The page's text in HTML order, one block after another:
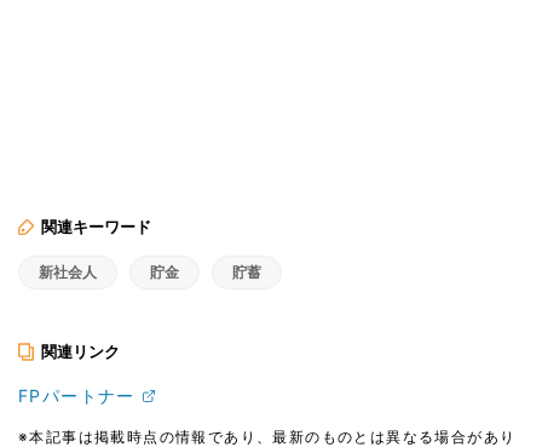
関連キーワード
新社会人 貯金 貯蓄
関連リンク
FPパートナー
※本記事は掲載時点の情報であり、最新のものとは異なる場合があり